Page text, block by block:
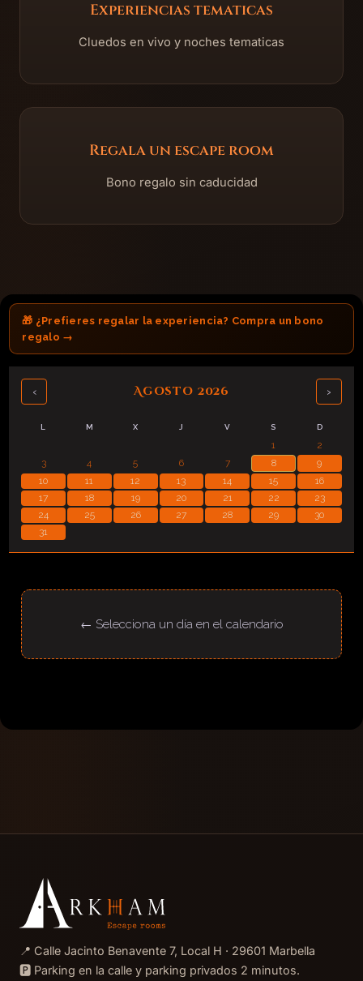
Experiencias tematicas
Cluedos en vivo y noches tematicas
Regala un escape room
Bono regalo sin caducidad
📍 Calle Jacinto Benavente 7, Local H · 29601 Marbella
🅿️ Parking en la calle y parking privados 2 minutos.